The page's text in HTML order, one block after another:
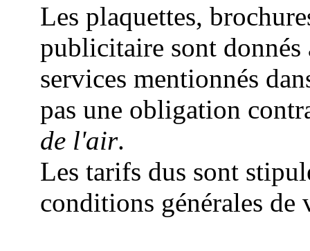
Les plaquettes,
publicitaire sont
services mentionnés
pas une obligation
de l'air.
Les tarifs dus sont
conditions générales de